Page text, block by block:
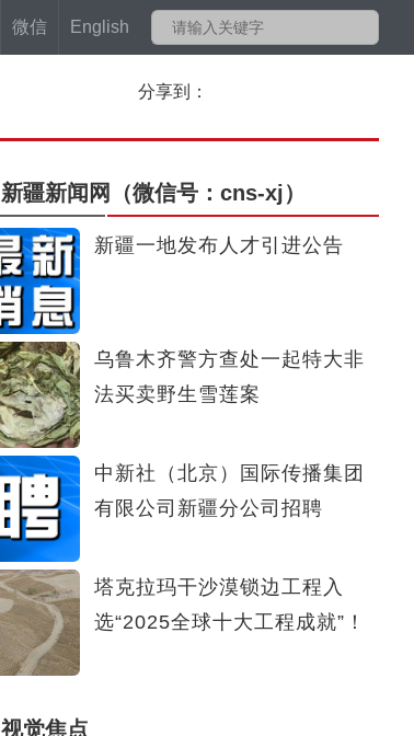
微信 English
分享到：
新疆新闻网 （微信号：cns-xj）
新疆一地发布人才引进公告
乌鲁木齐警方查处一起特大非
法买卖野生雪莲案
中新社（北京）国际传播集团
有限公司新疆分公司招聘
塔克拉玛干沙漠锁边工程入
选“2025全球十大工程成就”！
视觉焦点
金秋十月，带你邂逅莎车“醉美”胡杨